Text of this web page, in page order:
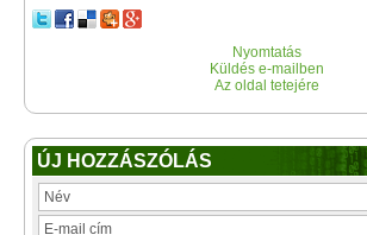
Nyomtatás
Küldés e-mailben
Az oldal tetejére
ÚJ HOZZÁSZÓLÁS